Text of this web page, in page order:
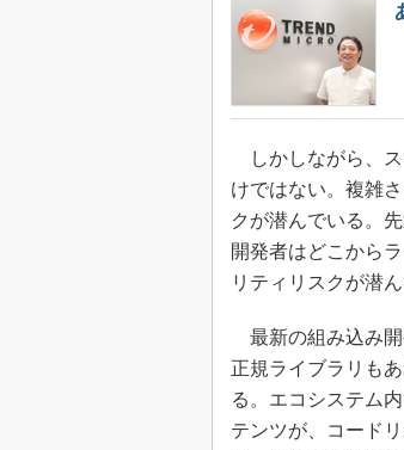
しかしながら、ス
けではない。複雑
クが潜んでいる。
開発者はどこから
リティリスクが潜
最新の組み込み開
正規ライブラリも
る。エコシステム
テンツが、コード